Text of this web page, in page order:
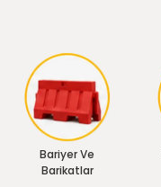
Bariyer Ve
Barikatlar